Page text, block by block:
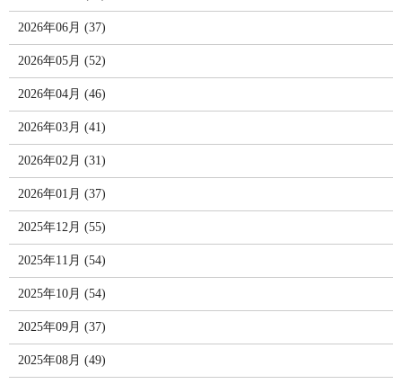
2026年06月 (37)
2026年05月 (52)
2026年04月 (46)
2026年03月 (41)
2026年02月 (31)
2026年01月 (37)
2025年12月 (55)
2025年11月 (54)
2025年10月 (54)
2025年09月 (37)
2025年08月 (49)